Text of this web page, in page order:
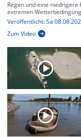
Regen und eine
extremen
Veröffentlicht: Sa
Zum Video